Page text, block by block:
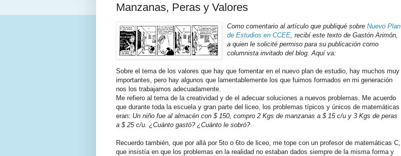
Manzanas, Peras y Valores
Como comentario al artículo que publiqué sobre Nuevo Plan
de Estudios en CCEE , recibí este texto de Gastón Arimón,
a quien le solicité permiso para su publicación como
columnista invitado del blog. Aquí va:
Sobre el tema de los valores que hay que fomentar en el nuevo plan de estudio, hay muchos muy
importantes, pero hay algunos que lamentablemente los que fuimos formados en mi generación
nos los trabajamos adecuadamente.
Me refiero al tema de la creatividad y de el adecuar soluciones a nuevos problemas. Me acuerdo
que durante toda la escuela y gran parte del liceo, los problemas típicos y únicos de matemáticas
eran: Un niño fue al almacén con $ 150, compro 2 Kgs de manzanas a $ 15 c/u y 3 Kgs de peras
a $ 25 c/u. ¿Cuánto gastó? ¿Cuánto le sobró?
Recuerdo también, que por allá por 5to o 6to de liceo, me tope con un profesor de matemáticas C,
que insistía en que los problemas en la realidad no estaban dados siempre de la misma forma y